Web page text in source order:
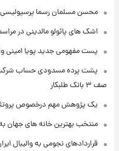
محسن مسلمان رسما
اشک های پائولو مالدینی در
پست مفهومی جدید پویا امینی
پشت پرده‌ مسدودی حساب شرکت
صف ۳ بانک طلبکار
یک پژوهش مهم درخصوص
منتخب بهترین خانه های جهان
قراردادهای نجومی به والیبال